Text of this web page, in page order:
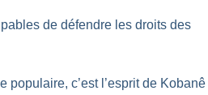
de défendre les droits des
populaire, c’est l’esprit de Kobanê